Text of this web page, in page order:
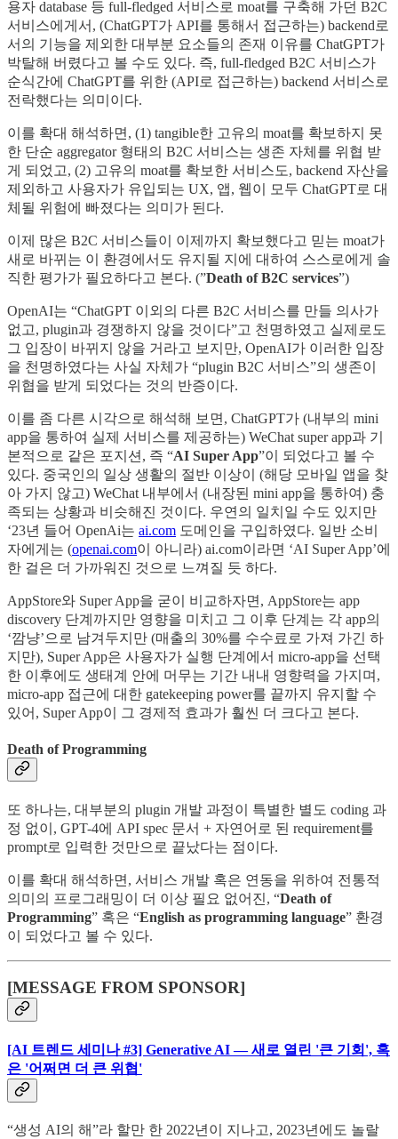
용자 database 등 full-fledged 서비스로 moat를 구축해 가던 B2C
서비스에게서, (ChatGPT가 API를 통해서 접근하는) backend로
서의 기능을 제외한 대부분 요소들의 존재 이유를 ChatGPT가
박탈해 버렸다고 볼 수도 있다. 즉, full-fledged B2C 서비스가
순식간에 ChatGPT를 위한 (API로 접근하는) backend 서비스로
전락했다는 의미이다.
이를 확대 해석하면, (1) tangible한 고유의 moat를 확보하지 못
한 단순 aggregator 형태의 B2C 서비스는 생존 자체를 위협 받
게 되었고, (2) 고유의 moat를 확보한 서비스도, backend 자산을
제외하고 사용자가 유입되는 UX, 앱, 웹이 모두 ChatGPT로 대
체될 위험에 빠졌다는 의미가 된다.
이제 많은 B2C 서비스들이 이제까지 확보했다고 믿는 moat가
새로 바뀌는 이 환경에서도 유지될 지에 대하여 스스로에게 솔
직한 평가가 필요하다고 본다. (”Death of B2C services”)
OpenAI는 “ChatGPT 이외의 다른 B2C 서비스를 만들 의사가
없고, plugin과 경쟁하지 않을 것이다”고 천명하였고 실제로도
그 입장이 바뀌지 않을 거라고 보지만, OpenAI가 이러한 입장
을 천명하였다는 사실 자체가 “plugin B2C 서비스”의 생존이
위협을 받게 되었다는 것의 반증이다.
이를 좀 다른 시각으로 해석해 보면, ChatGPT가 (내부의 mini
app을 통하여 실제 서비스를 제공하는) WeChat super app과 기
본적으로 같은 포지션, 즉 “AI Super App”이 되었다고 볼 수
있다. 중국인의 일상 생활의 절반 이상이 (해당 모바일 앱을 찾
아 가지 않고) WeChat 내부에서 (내장된 mini app을 통하여) 충
족되는 상황과 비슷해진 것이다. 우연의 일치일 수도 있지만
‘23년 들어 OpenAi는 ai.com 도메인을 구입하였다. 일반 소비
자에게는 (openai.com이 아니라) ai.com이라면 ‘AI Super App’에
한 걸은 더 가까워진 것으로 느껴질 듯 하다.
AppStore와 Super App을 굳이 비교하자면, AppStore는 app
discovery 단계까지만 영향을 미치고 그 이후 단계는 각 app의
‘깜냥’으로 남겨두지만 (매출의 30%를 수수료로 가져 가긴 하
지만), Super App은 사용자가 실행 단계에서 micro-app을 선택
한 이후에도 생태계 안에 머무는 기간 내내 영향력을 가지며,
micro-app 접근에 대한 gatekeeping power를 끝까지 유지할 수
있어, Super App이 그 경제적 효과가 훨씬 더 크다고 본다.
Death of Programming
또 하나는, 대부분의 plugin 개발 과정이 특별한 별도 coding 과
정 없이, GPT-4에 API spec 문서 + 자연어로 된 requirement를
prompt로 입력한 것만으로 끝났다는 점이다.
이를 확대 해석하면, 서비스 개발 혹은 연동을 위하여 전통적
의미의 프로그래밍이 더 이상 필요 없어진, “Death of
Programming” 혹은 “English as programming language” 환경
이 되었다고 볼 수 있다.
[MESSAGE FROM SPONSOR]
[AI 트렌드 세미나 #3] Generative AI — 새로 열린 '큰 기회', 혹
은 '어쩌면 더 큰 위협'
“생성 AI의 해”라 할만 한 2022년이 지나고, 2023년에도 놀랄